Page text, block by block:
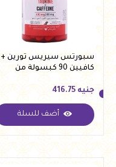
سبورتس سيريس تورين +
كافيين 90 كبسولة من
بيلدنج بلوكس
جنيه
جنيه 416.75
أضف للسلة